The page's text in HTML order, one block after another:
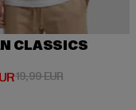
CLASSICS
Preis: 12,99 EUR
19,99 EURAktionspreis: